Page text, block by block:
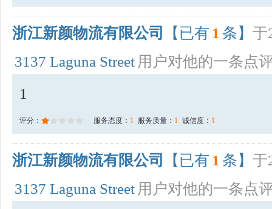
浙江新颜物流有限公司 【已有 1 条】 于
3137 Laguna Street 用户对他的一条点
1
评分： 服务态度： 1 服务质量： 1 诚信度： 1
浙江新颜物流有限公司 【已有 1 条】 于
3137 Laguna Street 用户对他的一条点